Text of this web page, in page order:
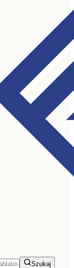
Szukaj